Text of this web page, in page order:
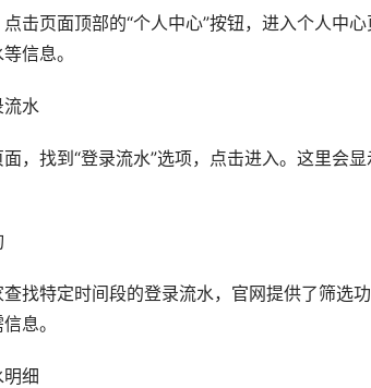
击页面顶部的“个人中心”按钮，进入个人中
信息。
流水
，找到“登录流水”选项，点击进入。这里会
找特定时间段的登录流水，官网提供了筛选
息。
细